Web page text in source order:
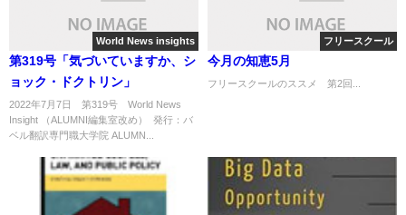
World News insights
第319号「気づいていますか、シ
ョック・ドクトリン」
2022年7月7日 第319号 World News
Insight （ALUMNI編集室改め） 発行：バ
ベル翻訳専門職大学院 ALUMN...
フリースクール
今月の知恵5月
フリースクールのススメ 第2回...